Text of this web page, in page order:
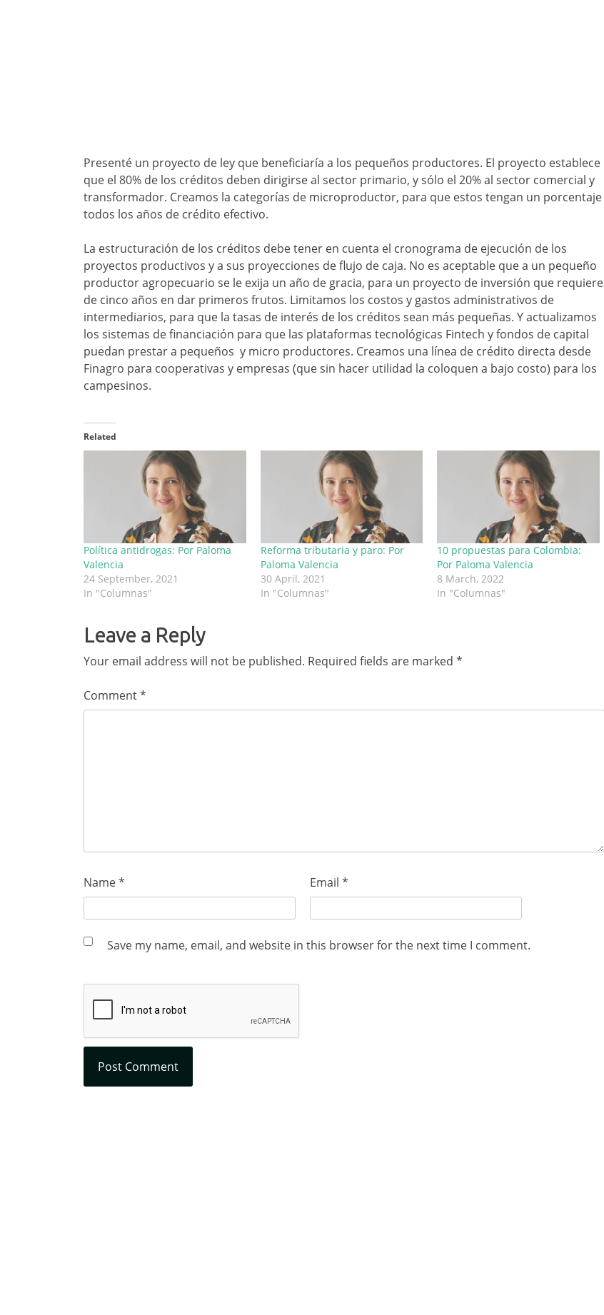
Presenté un proyecto de ley que beneficiaría a los pequeños productores. El proyecto establece
que el 80% de los créditos deben dirigirse al sector primario, y sólo el 20% al sector comercial y
transformador. Creamos la categorías de microproductor, para que estos tengan un porcentaje
todos los años de crédito efectivo.
La estructuración de los créditos debe tener en cuenta el cronograma de ejecución de los
proyectos productivos y a sus proyecciones de flujo de caja. No es aceptable que a un pequeño
productor agropecuario se le exija un año de gracia, para un proyecto de inversión que requiere
de cinco años en dar primeros frutos. Limitamos los costos y gastos administrativos de
intermediarios, para que la tasas de interés de los créditos sean más pequeñas. Y actualizamos
los sistemas de financiación para que las plataformas tecnológicas Fintech y fondos de capital
puedan prestar a pequeños y micro productores. Creamos una línea de crédito directa desde
Finagro para cooperativas y empresas (que sin hacer utilidad la coloquen a bajo costo) para los
campesinos.
Related
Política antidrogas: Por Paloma
Valencia
24 September, 2021
In "Columnas"
Reforma tributaria y paro: Por
Paloma Valencia
30 April, 2021
In "Columnas"
10 propuestas para Colombia:
Por Paloma Valencia
8 March, 2022
In "Columnas"
Leave a Reply
Your email address will not be published. Required fields are marked *
Comment*
Name* Email *
Save my name, email, and website in this browser for the next time I comment.